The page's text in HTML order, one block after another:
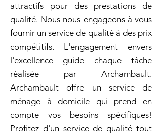
attractifs pour des prestations de
qualité. Nous nous engageons à vous
fournir un service de qualité à des prix
compétitifs. L'engagement envers
l'excellence guide chaque tâche
réalisée par Archambault.
Archambault offre un service de
ménage à domicile qui prend en
compte vos besoins spécifiques!
Profitez d'un service de qualité tout